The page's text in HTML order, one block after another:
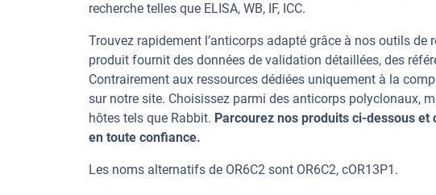
recherche telles que ELISA, WB, IF, ICC.
Trouvez rapidement l’anticorps adapté grâce à nos outils
produit fournit des données de validation détaillées, des
Contrairement aux ressources dédiées uniquement à la
sur notre site. Choisissez parmi des anticorps polyclonaux,
hôtes tels que Rabbit. Parcourez nos produits ci-dessous
en toute confiance.
Les noms alternatifs de OR6C2 sont OR6C2, cOR13P1.